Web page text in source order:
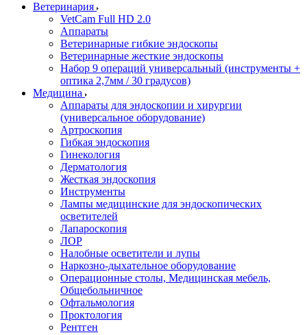
Ветеринария
VetCam Full HD 2.0
Аппараты
Ветеринарные гибкие эндоскопы
Ветеринарные жесткие эндоскопы
Набор 9 операций универсальный (инструменты +
оптика 2,7мм / 30 градусов)
Медицина
Аппараты для эндоскопии и хирургии
(универсальное оборудование)
Артроскопия
Гибкая эндоскопия
Гинекология
Дерматология
Жесткая эндоскопия
Инструменты
Лампы медицинские для эндоскопических
осветителей
Лапароскопия
ЛОР
Налобные осветители и лупы
Наркозно-дыхательное оборудование
Операционные столы, Медицинская мебель,
Общебольничное
Офтальмология
Проктология
Рентген